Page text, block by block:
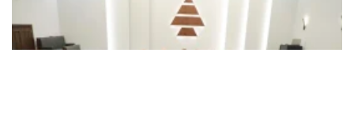
لاتفاقية فيينا ونطالب بترحيله فورًا...
اخبار محلية مارس 31, 2026